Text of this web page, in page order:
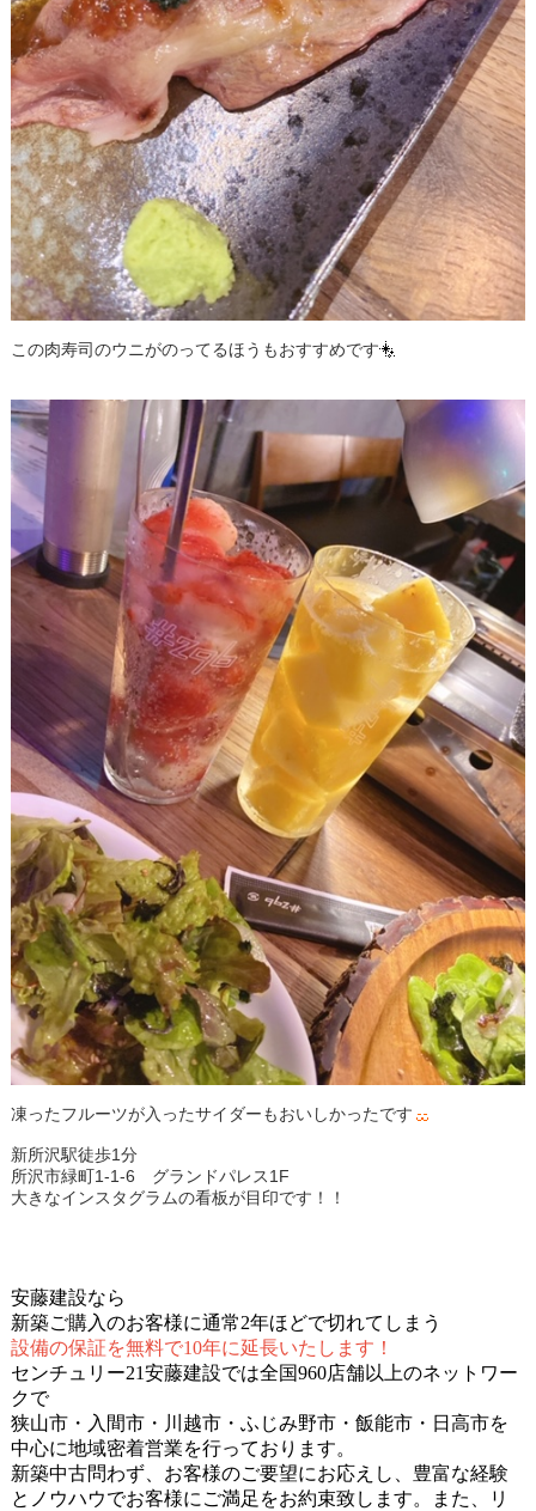
この肉寿司のウニがのってるほうもおすすめです
凍ったフルーツが入ったサイダーもおいしかったです
新所沢駅徒歩1分
所沢市緑町1-1-6 グランドパレス1F
大きなインスタグラムの看板が目印です！！
安藤建設なら
新築ご購入のお客様に通常2年ほどで切れてしまう
設備の保証を無料で10年に延長いたします！
センチュリー21安藤建設では全国960店舗以上のネットワー
クで
狭山市・入間市・川越市・ふじみ野市・飯能市・日高市を
中心に地域密着営業を行っております。
新築中古問わず、お客様のご要望にお応えし、豊富な経験
とノウハウでお客様にご満足をお約束致します。また、リ